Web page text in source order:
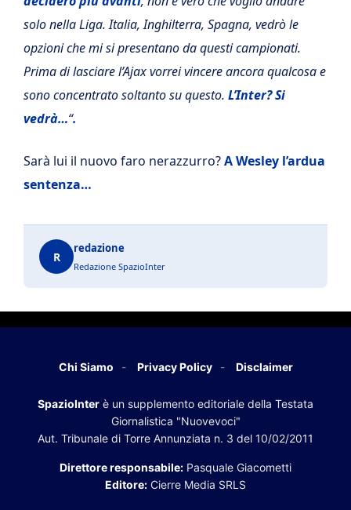
solo nella Liga. Italia, Inghilterra, Spagna, vedrò le
opzioni che mi si presentano da questi campionati.
Prima di lasciare l’Ajax vorrei vincere ancora qualcosa e
sono concentrato soltanto su questo. L’Inter? Si
vedrà…“.
Sarà lui il nuovo faro nerazzurro?A Wesley l’ardua
sentenza…
R
redazione
Redazione SpazioInter
Chi Siamo Privacy Policy Disclaimer
SpazioInter è un supplemento editoriale della Testata
Giornalistica "Nuovevoci"
Aut. Tribunale di Torre Annunziata n. 3 del 10/02/2011
Direttore responsabile: Pasquale Giacometti
Editore: Cierre Media SRLS